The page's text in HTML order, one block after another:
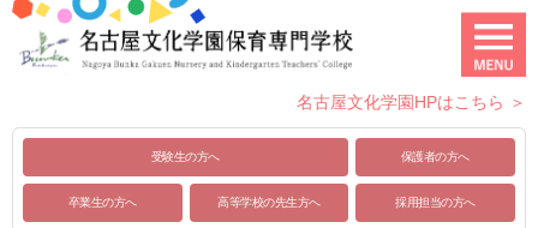
名古屋文化学園HPはこちら ＞
受験生の方へ 保護者の方へ
卒業生の方へ 高等学校の先生方へ 採用担当の方へ